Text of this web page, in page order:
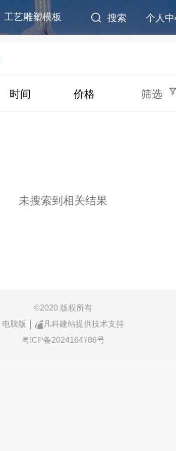
工艺雕塑模板 搜索 个人
时间 价格 筛选
未搜索到相关结果
©2020 版权所有
电脑版
凡科建站提供技术支持
粤ICP备2024164786号